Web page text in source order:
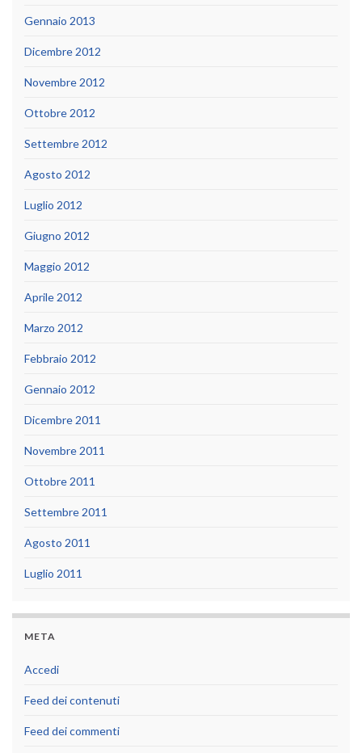
Gennaio 2013
Dicembre 2012
Novembre 2012
Ottobre 2012
Settembre 2012
Agosto 2012
Luglio 2012
Giugno 2012
Maggio 2012
Aprile 2012
Marzo 2012
Febbraio 2012
Gennaio 2012
Dicembre 2011
Novembre 2011
Ottobre 2011
Settembre 2011
Agosto 2011
Luglio 2011
META
Accedi
Feed dei contenuti
Feed dei commenti